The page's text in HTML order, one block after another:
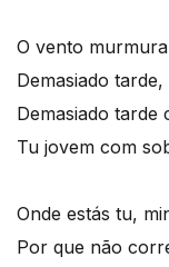
O vento
Demasiado
Demasiado tarde
Tu jovem com
Onde estás tu,
Por que não